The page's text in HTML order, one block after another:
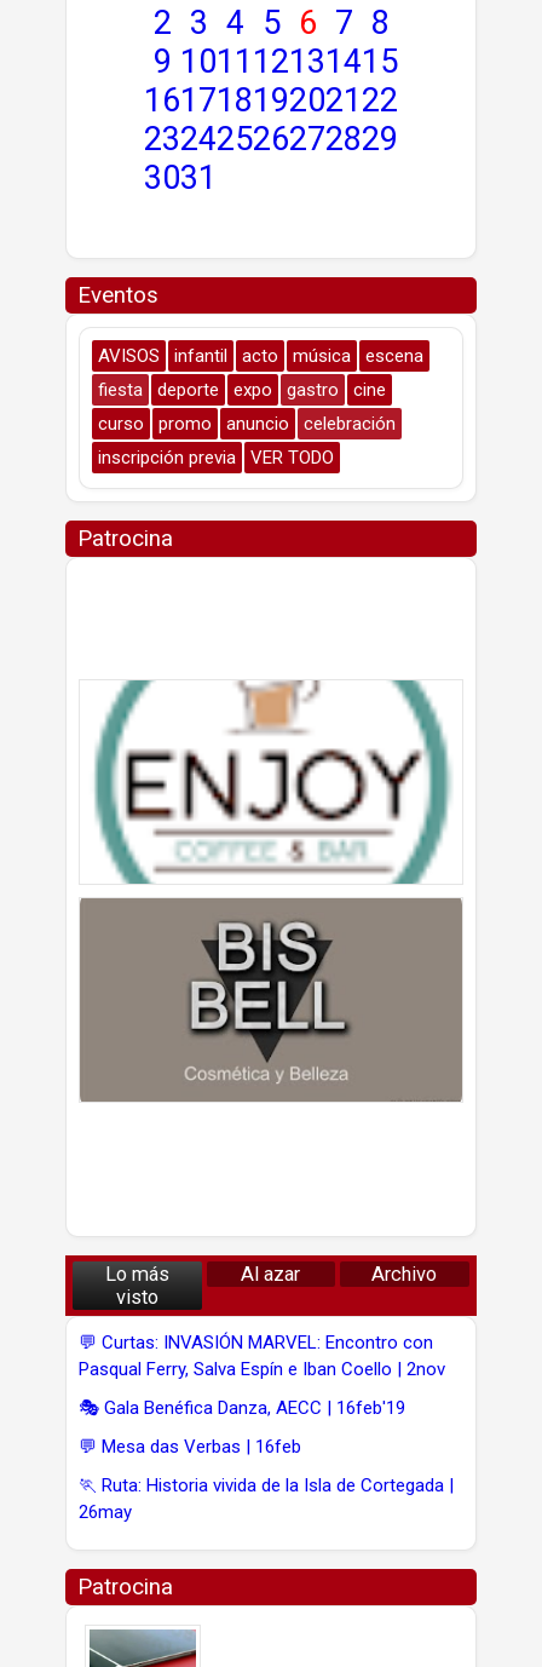
2 3 4 5 6 7 8
9 1011 12131415
16171819202122
23242526272829
3031
Eventos
AVISOS infantil acto música
escena
fiesta
deporte expo gastro
cine
curso
promo anuncio
celebración
inscripción previa
VER TODO
Patrocina
Lo más
visto
Al azar Archivo
💬 Curtas: INVASIÓN MARVEL: Encontro con
Pasqual Ferry, Salva Espín e Iban Coello | 2nov
🎭 Gala Benéfica Danza, AECC | 16feb'19
💬 Mesa das Verbas | 16feb
🏃 Ruta: Historia vivida de la Isla de Cortegada |
26may
Patrocina